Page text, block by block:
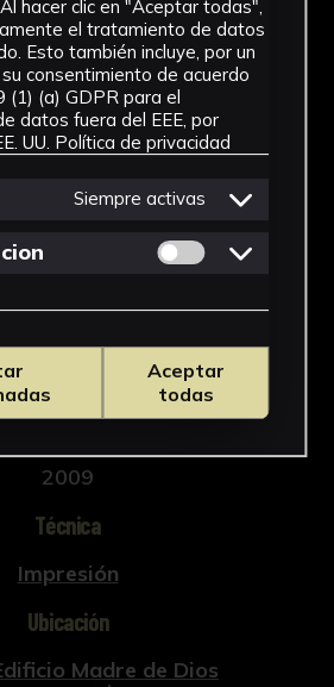
NºCatálogo
FSPC-00105
Documento
Cronología
2009
Técnica
Impresión
Ubicación
Madre de Dios
hacer clic en "Aceptar todas",
el tratamiento de datos
Esto también incluye, por un
consentimiento de acuerdo
(1) (a) GDPR para el
datos fuera del EEE, por
UU. Política de privacidad
Siempre activas
Permitir cookies
Aceptar
todas